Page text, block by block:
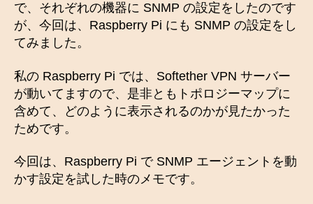
で、それぞれの機器に SNMP の設定をしたのです
が、今回は、Raspberry Pi にも SNMP の設定をし
てみました。
私の Raspberry Pi では、Softether VPN サーバー
が動いてますので、是非ともトポロジーマップに
含めて、どのように表示されるのかが見たかった
ためです。
今回は、Raspberry Pi で SNMP エージェントを動
かす設定を試した時のメモです。